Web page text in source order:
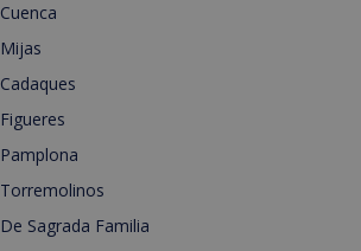
Cuenca
Mijas
Cadaques
Figueres
Pamplona
Torremolinos
De Sagrada Familia